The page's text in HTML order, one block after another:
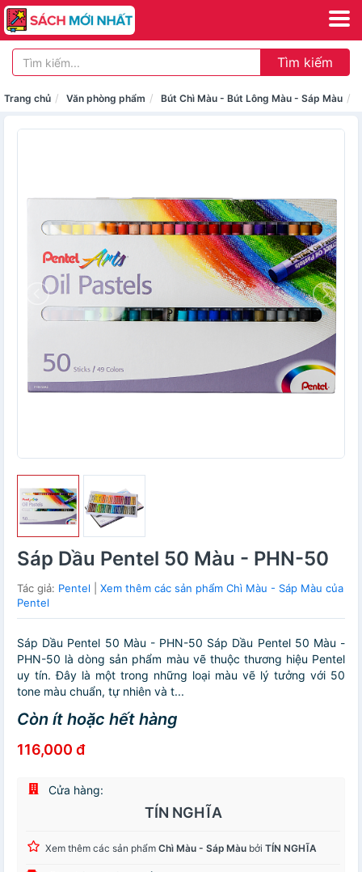
Tìm kiếm
Trang chủ Văn phòng phẩm Bút Chì Màu - Bút Lông Màu - Sáp Màu
Sáp Dầu Pentel 50 Màu - PHN-50
Tác giả: Pentel
Xem thêm các sản phẩm Chì Màu - Sáp Màu của
Pentel
Sáp Dầu Pentel 50 Màu - PHN-50 Sáp Dầu Pentel 50 Màu -
PHN-50 là dòng sản phẩm màu vẽ thuộc thương hiệu Pentel
uy tín. Đây là một trong những loại màu vẽ lý tưởng với 50
tone màu chuẩn, tự nhiên và t...
Còn ít hoặc hết hàng
116,000 đ
Cửa hàng:
TÍN NGHĨA
Xem thêm các sản phẩm Chì Màu - Sáp Màu bởi TÍN NGHĨA